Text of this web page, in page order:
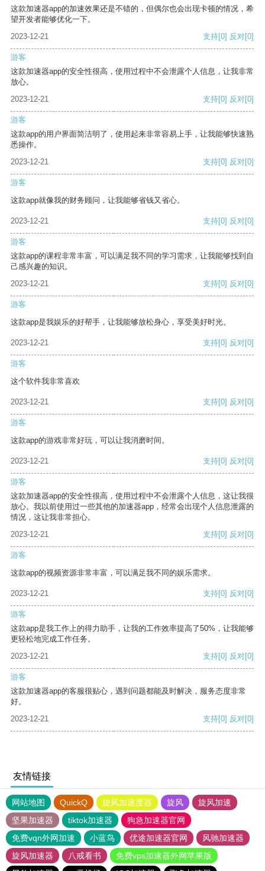
这款加速器app的加速效果还是不错的，但偶尔也会出现卡顿的情况，希
望开发者能够优化一下。
2023-12-21
支持[0] 反对[0]
游客
这款加速器app的安全性很高，使用过程中不会泄露个人信息，让我非常
放心。
2023-12-21
支持[0] 反对[0]
游客
这款app的用户界面简洁明了，使用起来非常容易上手，让我能够快速熟
悉操作。
2023-12-21
支持[0] 反对[0]
游客
这款app就像我的财务顾问，让我能够省钱又省心。
2023-12-21 支持[0] 反对[0]
游客
这款app的课程非常丰富，可以满足我不同的学习需求，让我能够找到自
己感兴趣的知识。
2023-12-21
支持[0] 反对[0]
游客
这款app是我娱乐的好帮手，让我能够放松身心，享受美好时光。
2023-12-21 支持[0] 反对[0]
游客
这个软件我非常喜欢
2023-12-21 支持[0] 反对[0]
游客
这款app的游戏非常好玩，可以让我消磨时间。
2023-12-21 支持[0] 反对[0]
游客
这款加速器app的安全性很高，使用过程中不会泄露个人信息，这让我很
放心。我以前使用过一些其他的加速器app，经常会出现个人信息泄露的
情况，这让我非常担心。
2023-12-21
支持[0] 反对[0]
游客
这款app的视频资源非常丰富，可以满足我不同的娱乐需求。
2023-12-21 支持[0] 反对[0]
游客
这款app是我工作上的得力助手，让我的工作效率提高了50%，让我能够
更轻松地完成工作任务。
2023-12-21
支持[0] 反对[0]
游客
这款加速器app的客服很贴心，遇到问题都能及时解决，服务态度非常
好。
2023-12-21
支持[0] 反对[0]
友情链接
网站地图 QuickQ 旋风加速度器 旋风
旋风加速
坚果加速器
tiktok加速器
狗急加速器官网
免费vqn外网加速
小蓝鸟 优途加速器官网
风驰加速器
旋风加速器
八戒看书
免费vps加速器外网苹果版